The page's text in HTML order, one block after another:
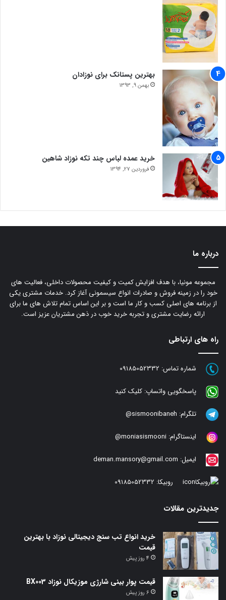
بهترین پستانک برای نوزادان
بهمن 9, 1393
خرید عمده لباس چند تکه نوزاد شاهین
فروردین 27, 1394
درباره ما
مجموعه مونیا، با هدف افزایش کمیت و کیفیت محصولات داخلی، فعالیت های
خود را در زمینه فروش و صادرات انواع سیسمونی آغاز کرد. خدمات مشتری یکی
از برنامه های اصلی کسب و کار ما است و بر این اساس تمام تلاش های ما برای
ارائه رضایت مشتری و تجربه خرید خوب در ذهن مشتریان عزیز است.
راه های ارتباطی
شماره تماس: 09185052332
پاسخگویی واتساپ: کلیک کنید
تلگرام: sismoonibaneh@
اینستاگرام: moniasismooni@
ایمیل: deman.mansory@gmail.com
روبیکا: 09185052332
جدیدترین مقالات
خرید انواع تب سنج دیجیتالی نوزاد با بهترین
قیمت
4 روز پیش
قیمت پوار بینی شارژی موزیکال نوزاد BX003
6 روز پیش